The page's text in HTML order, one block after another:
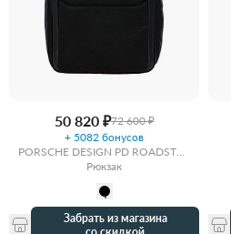
50 820 ₽72 600 ₽
+ 5082 бонусов
PORSCHE DESIGN PD ROADSTER
NYLON BY BRIC’S
Рюкзак
Забрать из магазина